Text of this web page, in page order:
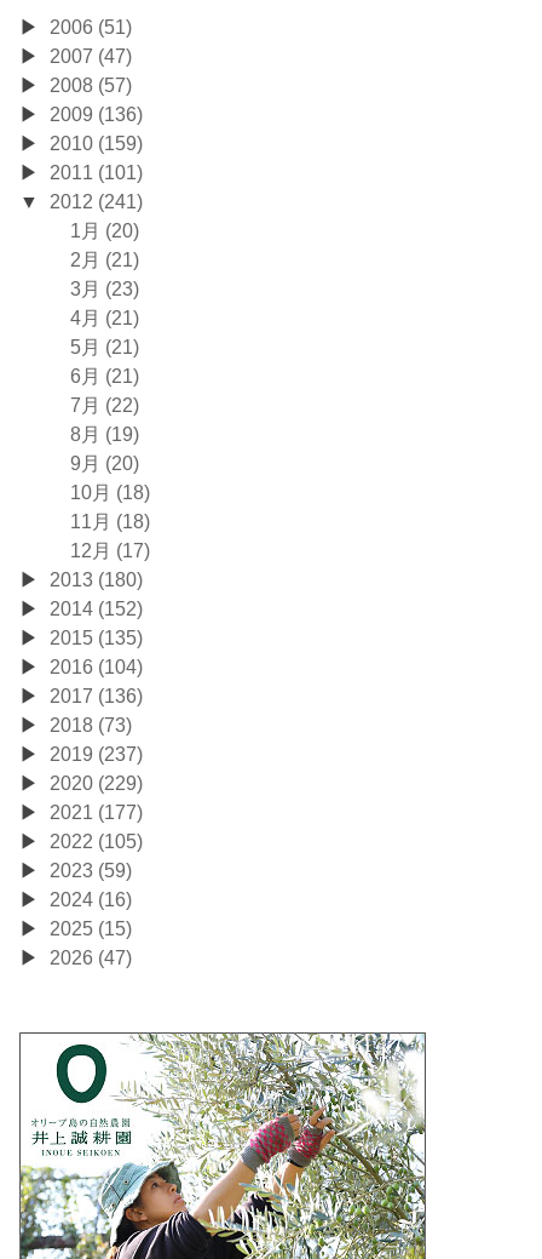
2006 (51)
2007 (47)
2008 (57)
2009 (136)
2010 (159)
2011 (101)
2012 (241)
1月 (20)
2月 (21)
3月 (23)
4月 (21)
5月 (21)
6月 (21)
7月 (22)
8月 (19)
9月 (20)
10月 (18)
11月 (18)
12月 (17)
2013 (180)
2014 (152)
2015 (135)
2016 (104)
2017 (136)
2018 (73)
2019 (237)
2020 (229)
2021 (177)
2022 (105)
2023 (59)
2024 (16)
2025 (15)
2026 (47)